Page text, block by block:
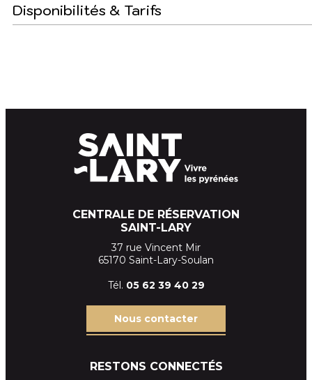
Disponibilités & Tarifs
CENTRALE DE RÉSERVATION
SAINT-LARY
37 rue Vincent Mir
65170 Saint-Lary-Soulan
Tél. 05 62 39 40 29
Nous contacter
RESTONS CONNECTÉS